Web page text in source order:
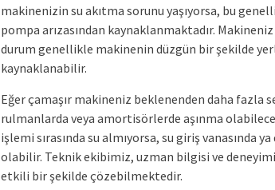
makinenizin su akıtma sorunu yaşıyorsa, bu
pompa arızasından kaynaklanmaktadır.
durum genellikle makinenin düzgün bir şekilde
kaynaklanabilir.
Eğer çamaşır makineniz beklenenden daha fazla
rulmanlarda veya amortisörlerde aşınma
işlemi sırasında su almıyorsa, su giriş vanasında
olabilir. Teknik ekibimiz, uzman bilgisi ve
etkili bir şekilde çözebilmektedir.